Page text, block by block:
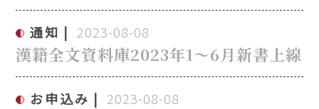
通知 2023-08-08
漢籍全文資料庫2023年1～6月新書上線
お申込み 2023-08-08